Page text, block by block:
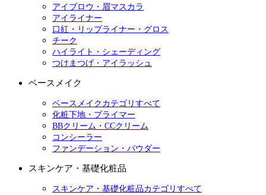
アイブロウ・眉マスカラ
アイライナー
口紅・リップライナー・グロス
チーク
ハイライト・シェーディング
つけまつげ・アイラッシュ
ベースメイク
ベースメイクカテゴリすべて
化粧下地・プライマー
BBクリーム・CCクリーム
コンシーラー
ファンデーション・パウダー
スキンケア・基礎化粧品
スキンケア・基礎化粧品カテゴリすべて